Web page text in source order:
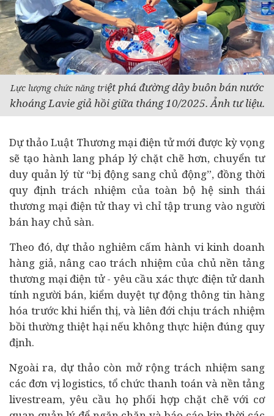
Lực lượng chức năng triệt pháđường dây buôn bán nước
khoáng Lavie giả hồi giữa tháng 10/2025. Ảnh tư liệu.
Dự thảo Luật Thương mại điện tử mới được kỳ vọng
sẽ tạo hành lang pháp lý chặt chẽ hơn, chuyển tư
duy quản lý từ “bị động sang chủ động”, đồng thời
quy định trách nhiệm của toàn bộ hệ sinh thái
thương mại điện tử thay vì chỉ tập trung vào người
bán hay chủ sàn.
Theo đó, dự thảo nghiêm cấm hành vi kinh doanh
hàng giả, nâng cao trách nhiệm của chủ nền tảng
thương mại điện tử - yêu cầu xác thực điện tử danh
tính người bán, kiểm duyệt tự động thông tin hàng
hóa trước khi hiển thị, và liên đới chịu trách nhiệm
bồi thường thiệt hại nếu không thực hiện đúng quy
định.
Ngoài ra, dự thảo còn mở rộng trách nhiệm sang
các đơn vị logistics, tổ chức thanh toán và nền tảng
livestream, yêu cầu họ phối hợp chặt chẽ với cơ